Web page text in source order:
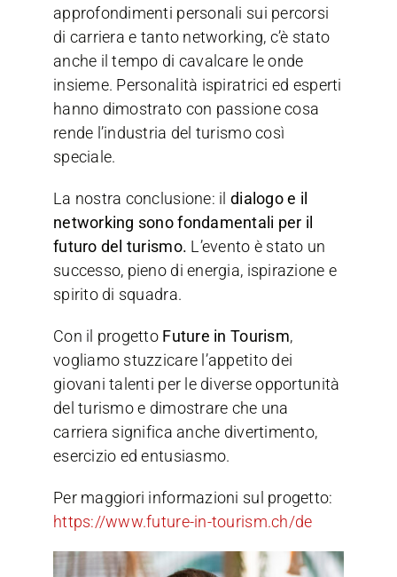
approfondimenti personali sui percorsi
di carriera e tanto networking, c’è stato
anche il tempo di cavalcare le onde
insieme. Personalità ispiratrici ed esperti
hanno dimostrato con passione cosa
rende l’industria del turismo così
speciale.
La nostra conclusione: ildialogo e il
networking sono fondamentali per il
futuro del turismo. L’evento è stato un
successo, pieno di energia, ispirazione e
spirito di squadra.
Con il progetto Future in Tourism,
vogliamo stuzzicare l’appetito dei
giovani talenti per le diverse opportunità
del turismo e dimostrare che una
carriera significa anche divertimento,
esercizio ed entusiasmo.
Per maggiori informazioni sul progetto:
https://www.future-in-tourism.ch/de